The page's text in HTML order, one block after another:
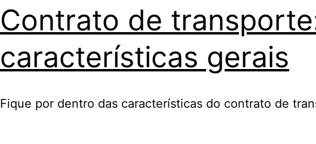
Contrato de
características gerais
Fique por dentro das características do contrato de